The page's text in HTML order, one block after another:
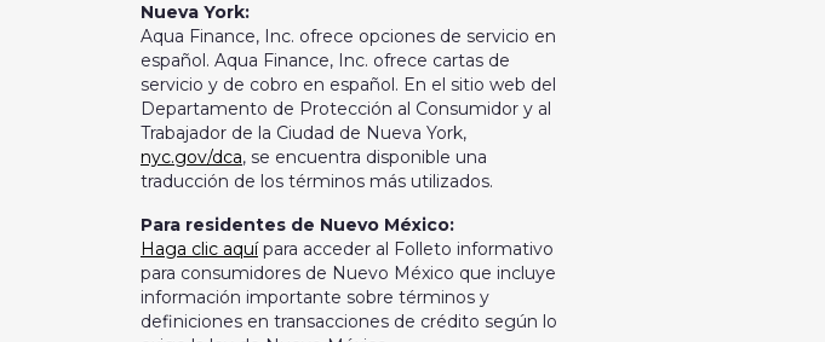
Nueva York:
Aqua Finance, Inc. ofrece opciones de servicio en
español. Aqua Finance, Inc. ofrece cartas de
servicio y de cobro en español. En el sitio web del
Departamento de Protección al Consumidor y al
Trabajador de la Ciudad de Nueva York,
nyc.gov/dca, se encuentra disponible una
traducción de los términos más utilizados.
Para residentes de Nuevo México:
Haga clic aquípara acceder al Folleto informativo
para consumidores de Nuevo México que incluye
información importante sobre términos y
definiciones en transacciones de crédito según lo